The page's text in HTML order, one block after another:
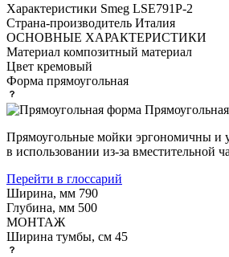
Характеристики Smeg LSE791P-2
Страна-производитель Италия
ОСНОВНЫЕ ХАРАКТЕРИСТИКИ
Материал композитный материал
Цвет кремовый
Форма прямоугольная
Прямоугольные мойки эргономичны и
в использовании из-за вместительной
Перейти в глоссарий
Ширина, мм 790
Глубина, мм 500
МОНТАЖ
Ширина тумбы, см 45